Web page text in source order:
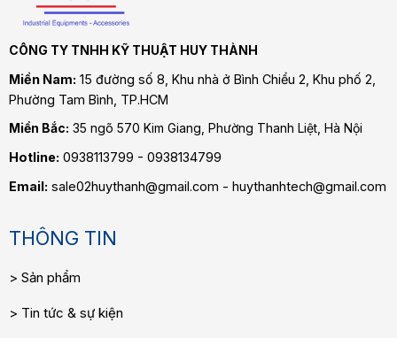
CÔNG TY TNHH KỸ THUẬT HUY THÀNH
Miền Nam: 15 đường số 8, Khu nhà ở Bình Chiểu 2, Khu phố 2,
Phường Tam Bình , TP.HCM
Miền Bắc: 35 ngõ 570 Kim Giang, Phường Thanh Liệt, Hà Nội
Hotline: 0938113799 - 0938134799
Email: sale02huythanh@gmail.com - huythanhtech@gmail.com
THÔNG TIN
Sản phẩm
Tin tức & sự kiện